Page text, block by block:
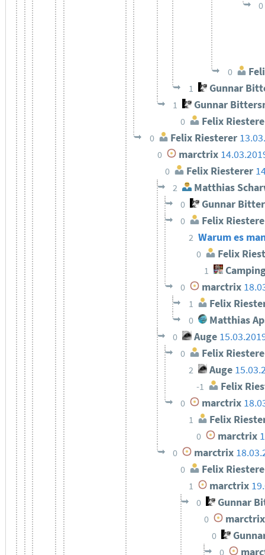
0
0
1 Gunnar
1 Gunnar
0 Felix
0 Felix Riesterer
0 marctrix
0 Felix Riesterer
2 Matthias
0 Gunnar
0 Felix
2 Warum es
0 Felix
1
0 marctrix
1 Felix
0 Matthias
0 Auge
0 Felix
2 Auge
-1 Felix
0 marctrix
1 Felix
0 marctrix
0 marctrix
0 Felix
1 marctrix
0 Gunnar
0 marctrix
0
0